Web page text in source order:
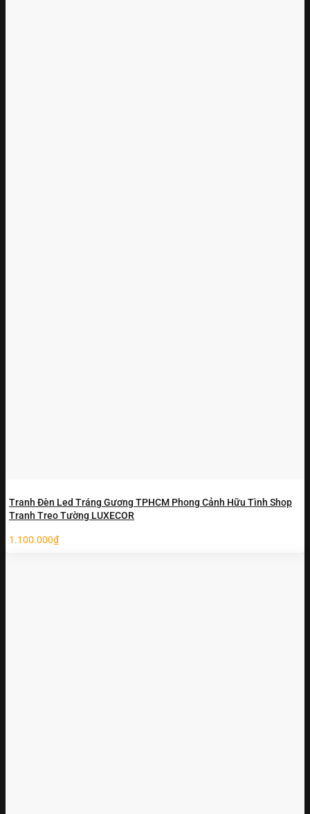
Tranh Đèn Led Tráng Gương TPHCM Phong Cảnh Hữu Tình Shop
Tranh Treo Tường LUXECOR
1.100.000₫